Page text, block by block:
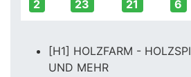
2 23 21 6
[H1] HOLZFARM -
UND MEHR